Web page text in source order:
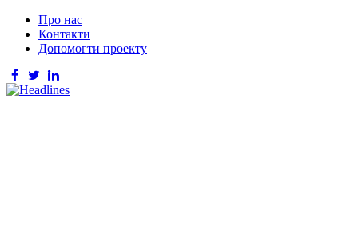
Про нас
Контакти
Допомогти проекту